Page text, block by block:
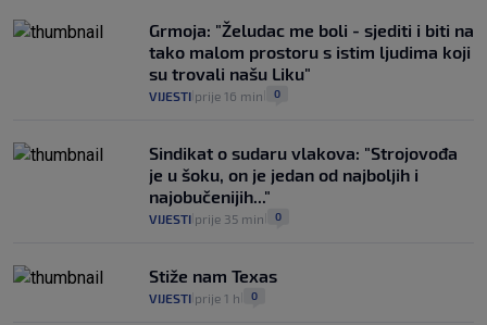
Grmoja: "Želudac me boli - sjediti i biti na
tako malom prostoru s istim ljudima koji
su trovali našu Liku"
VIJESTI prije 16 min 0
Sindikat o sudaru vlakova: "Strojovođa
je u šoku, on je jedan od najboljih i
najobučenijih..."
VIJESTI prije 35 min 0
Stiže nam Texas
VIJESTI prije 1 h 0